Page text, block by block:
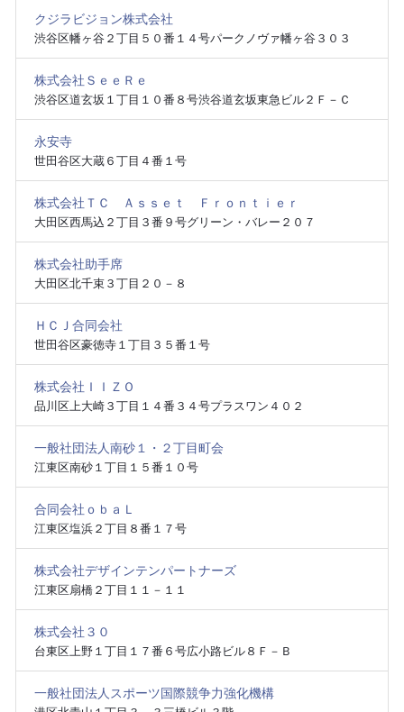
クジラビジョン株式会社
渋谷区幡ヶ谷２丁目５０番１４号パークノヴァ幡ヶ谷３０３
株式会社ＳｅｅＲｅ
渋谷区道玄坂１丁目１０番８号渋谷道玄坂東急ビル２Ｆ－Ｃ
永安寺
世田谷区大蔵６丁目４番１号
株式会社ＴＣ Ａｓｓｅｔ Ｆｒｏｎｔｉｅｒ
大田区西馬込２丁目３番９号グリーン・バレー２０７
株式会社助手席
大田区北千束３丁目２０－８
ＨＣＪ合同会社
世田谷区豪徳寺１丁目３５番１号
株式会社ＩＩＺＯ
品川区上大崎３丁目１４番３４号プラスワン４０２
一般社団法人南砂１・２丁目町会
江東区南砂１丁目１５番１０号
合同会社ｏｂａＬ
江東区塩浜２丁目８番１７号
株式会社デザインテンパートナーズ
江東区扇橋２丁目１１－１１
株式会社３０
台東区上野１丁目１７番６号広小路ビル８Ｆ－Ｂ
一般社団法人スポーツ国際競争力強化機構